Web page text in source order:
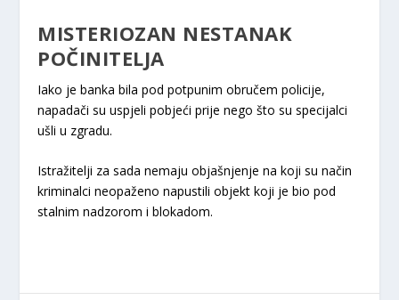
MISTERIOZAN NESTANAK
POČINITELJA
Iako je banka bila pod potpunim obručem policije,
napadači su uspjeli pobjeći prije nego što su specijalci
ušli u zgradu.
Istražitelji za sada nemaju objašnjenje na koji su način
kriminalci neopaženo napustili objekt koji je bio pod
stalnim nadzorom i blokadom.